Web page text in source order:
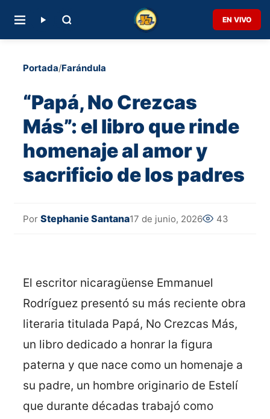
EN VIVO
Portada/Farándula
“Papá, No Crezcas
Más”: el libro que rinde
homenaje al amor y
sacrificio de los padres
Por Stephanie Santana17 de junio, 2026 43
El escritor nicaragüense Emmanuel
Rodríguez presentó su más reciente obra
literaria titulada Papá, No Crezcas Más,
un libro dedicado a honrar la figura
paterna y que nace como un homenaje a
su padre, un hombre originario de Estelí
que durante décadas trabajó como